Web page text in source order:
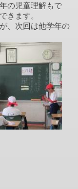
の児童理解もで
きます。
、次回は他学年の